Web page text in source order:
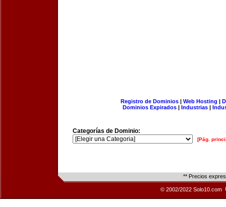
Registro de Dominios| Web Hosting |
Dominios Expirados | Industrias |
Categorías de Dominio:
[Pág.
** Precios
© 2002/2022 Solo10.com